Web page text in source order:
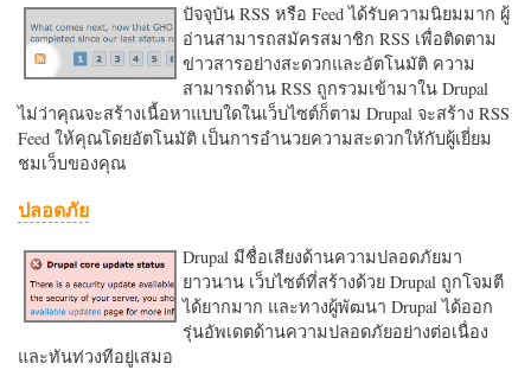
ปัจจุบัน RSS หรือ Feed ได้รับความนิยมมาก ผู้
อ่านสามารถสมัครสมาชิก RSS เพื่อติดตาม
ข่าวสารอย่างสะดวกและอัตโนมัติ ความ
สามารถด้าน RSS ถูกรวมเข้ามาใน Drupal
ไม่ว่าคุณจะสร้างเนื้อหาแบบใดในเว็บไซต์ก็ตาม Drupal จะสร้าง RSS
Feed ให้คุณโดยอัตโนมัติ เป็นการอำนวยความสะดวกใหักับผู้เยี่ยม
ชมเว็บของคุณ
ปลอดภัย
Drupal มีชื่อเสียงด้านความปลอดภัยมา
ยาวนาน เว็บไซต์ที่สร้างด้วย Drupal ถูกโจมตี
ได้ยากมาก และทางผู้พัฒนา Drupal ได้ออก
รุ่นอัพเดตด้านความปลอดภัยอย่างต่อเนื่อง
และทันท่วงทีอยู่เสมอ